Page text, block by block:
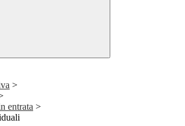
>
entrata >